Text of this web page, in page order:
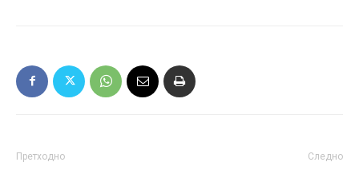
Претходно Следно